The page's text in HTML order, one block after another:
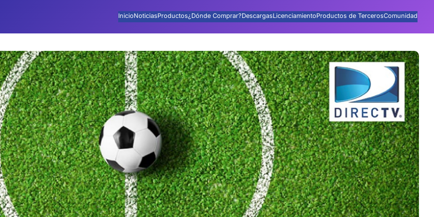
InicioNoticiasProductos¿Dónde Comprar?DescargasLicenciamientoProductos de TercerosComunidad